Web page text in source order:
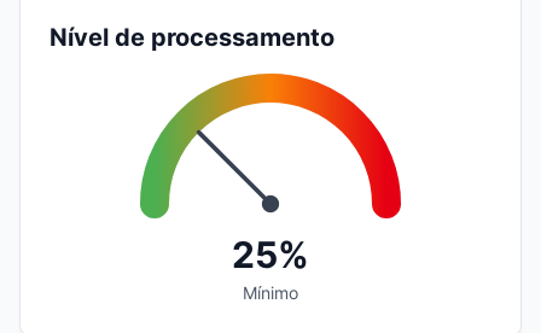
Nível de processamento
25%
Mínimo